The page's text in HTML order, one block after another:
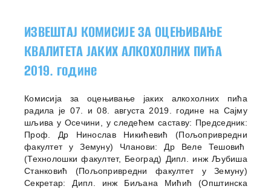
ИЗВЕШТАЈ КОМИСИЈЕ ЗА ОЦЕЊИВАЊЕ
КВАЛИТЕТА ЈАКИХ АЛКОХОЛНИХ ПИЋА
2019. године
Комисија за оцењивање јаких алкохолних пића
радила је 07. и 08. августа 2019. године на Сајму
шљива у Осечини, у следећем саставу: Председник:
Проф. Др Нинослав Никићевић (Пољопривредни
факултет у Земуну) Чланови: Др Веле Тешовић
(Технолошки факултет, Београд) Дипл. инж Љубиша
Станковић (Пољопривредни факултет у Земуну)
Секретар: Дипл. инж Биљана Мићић (Општинска